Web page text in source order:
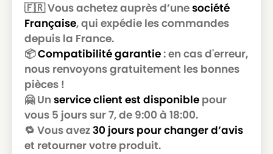
🇫🇷 Vous achetez auprès d’unesociété
Française, qui expédie les commandes
depuis la France.
📦Compatibilité garantie: en cas d'erreur,
nous renvoyons gratuitement les bonnes
pièces !
🤗 Un service client est disponible pour
vous 5 jours sur 7, de 9:00 à 18:00.
🔁 Vous avez30 jours pour changer d’avis
et retourner votre produit.